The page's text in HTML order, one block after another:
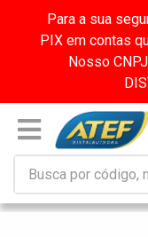
Para a sua
PIX em contas
Nosso